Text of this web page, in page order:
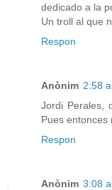
dedicado a la
Un troll al que
Respon
Anònim 2:58
Jordi Perales,
Pues entonces
Respon
Anònim 3:08